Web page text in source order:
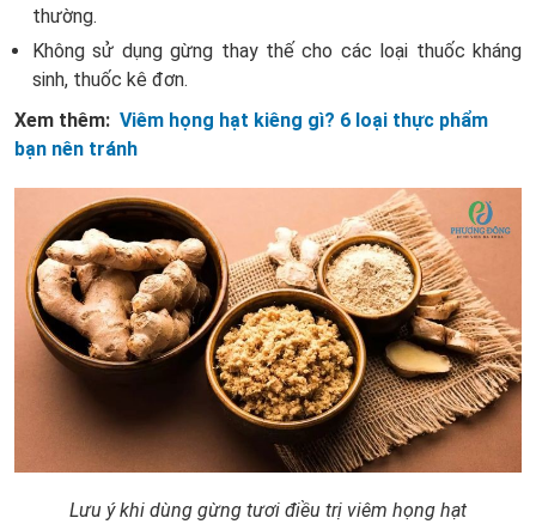
thường.
Không sử dụng gừng thay thế cho các loại thuốc kháng
sinh, thuốc kê đơn.
Xem thêm: Viêm họng hạt kiêng gì? 6 loại thực phẩm
bạn nên tránh
Lưu ý khi dùng gừng tươi điều trị viêm họng hạt